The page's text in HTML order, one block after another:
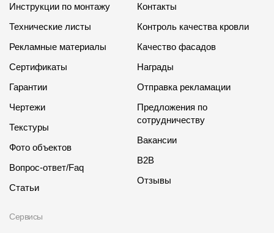
Инструкции по монтажу
Технические листы
Рекламные материалы
Сертификаты
Гарантии
Чертежи
Текстуры
Фото объектов
Вопрос-ответ/Faq
Статьи
Сервисы
Контакты
Контроль качества кровли
Качество фасадов
Награды
Отправка рекламации
Предложения по
сотрудничеству
Вакансии
B2B
Отзывы